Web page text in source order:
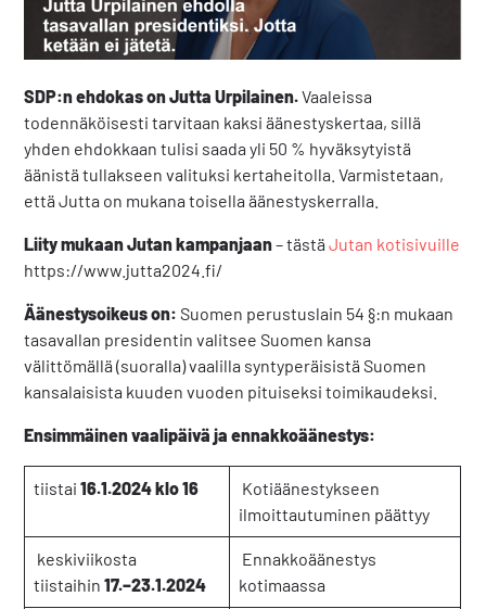
SDP:n ehdokas on Jutta Urpilainen.Vaaleissa
todennäköisesti tarvitaan kaksi äänestyskertaa, sillä
yhden ehdokkaan tulisi saada yli 50 % hyväksytyistä
äänistä tullakseen valituksi kertaheitolla. Varmistetaan,
että Jutta on mukana toisella äänestyskerralla.
Liity mukaan Jutan kampanjaan– tästäJutan kotisivuille
https://www.jutta2024.fi/
Äänestysoikeus on: Suomen perustuslain 54 §:n mukaan
tasavallan presidentin valitsee Suomen kansa
välittömällä (suoralla) vaalilla syntyperäisistä Suomen
kansalaisista kuuden vuoden pituiseksi toimikaudeksi.
Ensimmäinen vaalipäivä ja ennakkoäänestys:
tiistai16.1.2024 klo 16
Kotiäänestykseen
ilmoittautuminen päättyy
keskiviikosta
tiistaihin17.–23.1.2024
Ennakkoäänestys
kotimaassa